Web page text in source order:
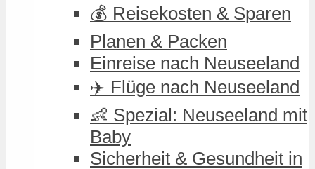
💰 Reisekosten & Sparen
Planen & Packen
Einreise nach Neuseeland
✈️ Flüge nach Neuseeland
👶 Spezial: Neuseeland mit
Baby
Sicherheit & Gesundheit in